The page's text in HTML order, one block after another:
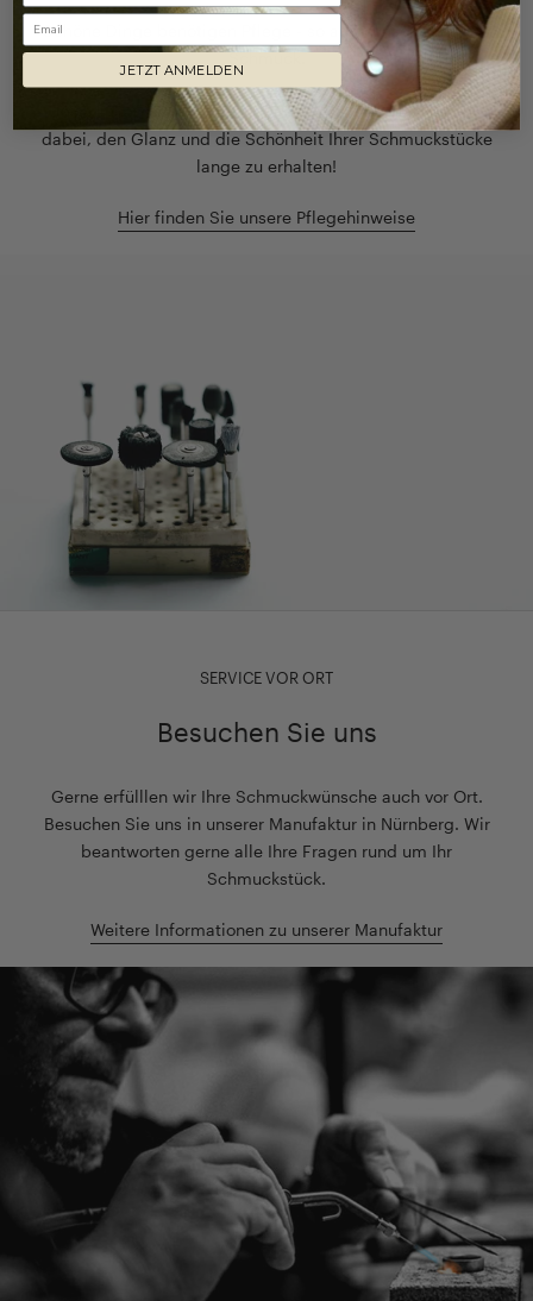
Schöne Dinge benötigen Pflege - so auch unser geliebter
Schmuck.
Unsere Tipps zur richtigen Schmuckpflege helfen Ihnen
dabei, den Glanz und die Schönheit Ihrer Schmuckstücke
lange zu erhalten!
Hier finden Sie unsere Pflegehinweise
SERVICE VOR ORT
Besuchen Sie uns
Gerne erfülllen wir Ihre Schmuckwünsche auch vor Ort.
Besuchen Sie uns in unserer Manufaktur in Nürnberg. Wir
beantworten gerne alle Ihre Fragen rund um Ihr
Schmuckstück.
Weitere Informationen zu unserer Manufaktur
Email
JETZT ANMELDEN